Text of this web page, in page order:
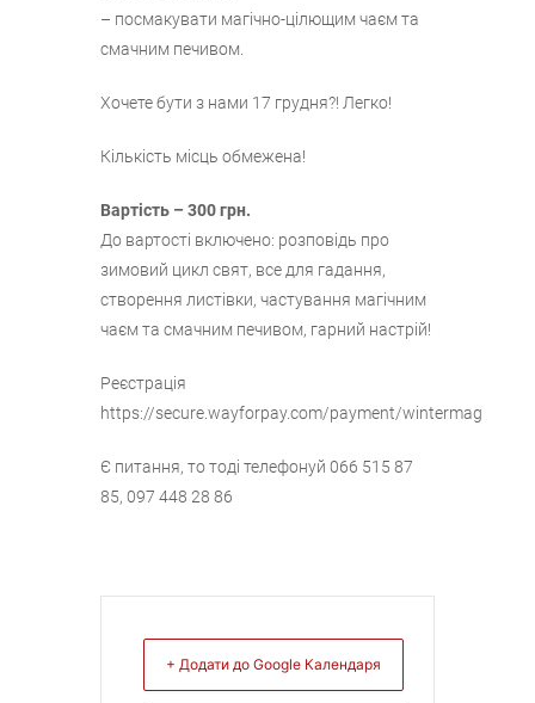
– посмакувати магічно-цілющим чаєм та
смачним печивом.
Хочете бути з нами 17 грудня?! Легко!
Кількість місць обмежена!
Вартість – 300 грн.
До вартості включено: розповідь про
зимовий цикл свят, все для гадання,
створення листівки, частування магічним
чаєм та смачним печивом, гарний настрій!
Реєстрація
https://secure.wayforpay.com/payment/wintermag
Є питання, то тоді телефонуй 066 515 87
85, 097 448 28 86
+ Додати до Google Календаря